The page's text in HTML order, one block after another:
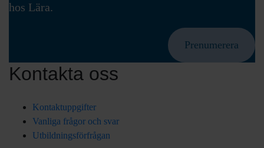
hos Lära.
Prenumerera
Kontakta oss
Kontaktuppgifter
Vanliga frågor och svar
Utbildningsförfrågan